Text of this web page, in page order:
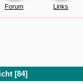
Forum Links
[84]